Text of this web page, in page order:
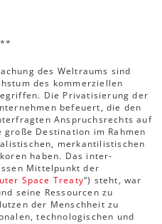
des Weltraums sind
des kommerziellen
Die Privatisierung der
befeuert, die den
Anspruchsrechts auf
große Destination im Rahmen
merkantilistischen
haben. Das inter­
Mittelpunkt der
Space Treaty“) steht, war
seine Ressourcen zu
der Menschheit zu
technologischen und